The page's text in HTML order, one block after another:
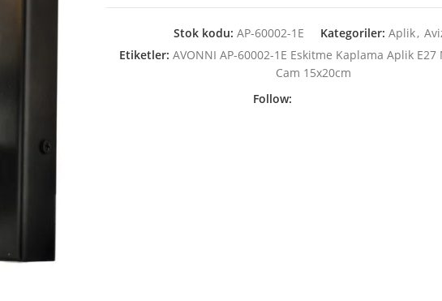
Stok kodu:AP-60002-1E Kategoriler: Aplik,
Etiketler: AVONNI AP-60002-1E Eskitme Kaplama Aplik
Cam 15x20cm
Follow: